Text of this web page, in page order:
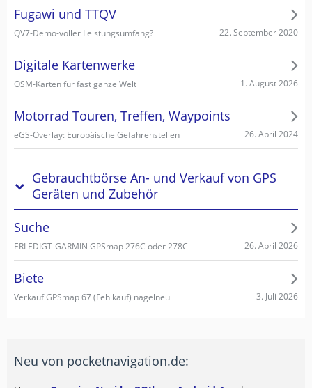
Fugawi und TTQV
QV7-Demo-voller Leistungsumfang? 22. September 2020
Digitale Kartenwerke
OSM-Karten für fast ganze Welt 1. August 2026
Motorrad Touren, Treffen, Waypoints
eGS-Overlay: Europäische Gefahrenstellen 26. April 2024
Gebrauchtbörse An- und Verkauf von GPS
Geräten und Zubehör
Suche
ERLEDIGT-GARMIN GPSmap 276C oder 278C 26. April 2026
Biete
Verkauf GPSmap 67 (Fehlkauf) nagelneu 3. Juli 2026
Neu von pocketnavigation.de: